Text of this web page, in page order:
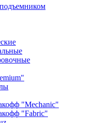
"Mechanic"
"Fabric"